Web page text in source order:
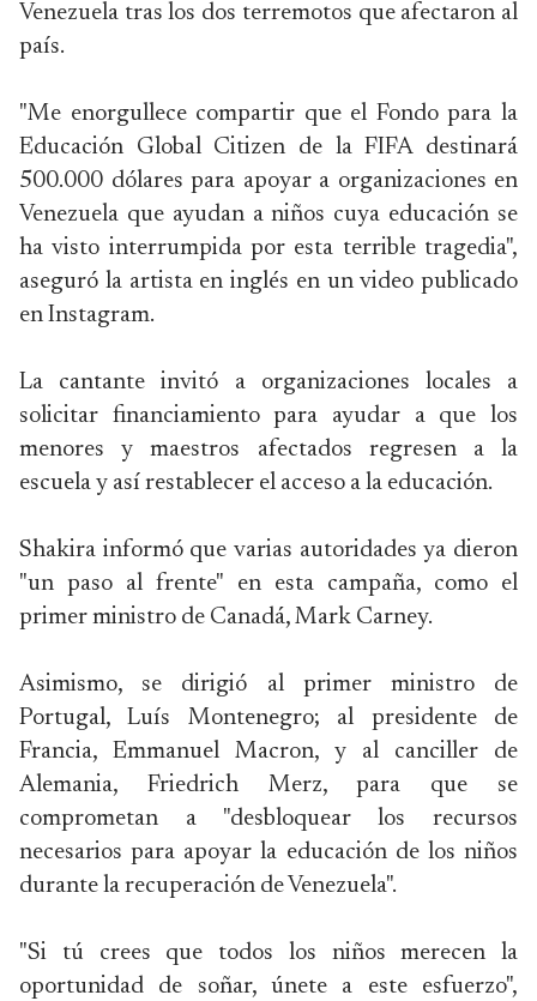
Venezuela tras los dos terremotos que afectaron al
país.
"Me enorgullece compartir que el Fondo para la
Educación Global Citizen de la FIFA destinará
500.000 dólares para apoyar a organizaciones en
Venezuela que ayudan a niños cuya educación se
ha visto interrumpida por esta terrible tragedia",
aseguró la artista en inglés en un video publicado
en Instagram.
La cantante invitó a organizaciones locales a
solicitar financiamiento para ayudar a que los
menores y maestros afectados regresen a la
escuela y así restablecer el acceso a la educación.
Shakira informó que varias autoridades ya dieron
"un paso al frente" en esta campaña, como el
primer ministro de Canadá, Mark Carney.
Asimismo, se dirigió al primer ministro de
Portugal, Luís Montenegro; al presidente de
Francia, Emmanuel Macron, y al canciller de
Alemania, Friedrich Merz, para que se
comprometan a "desbloquear los recursos
necesarios para apoyar la educación de los niños
durante la recuperación de Venezuela".
"Si tú crees que todos los niños merecen la
oportunidad de soñar, únete a este esfuerzo",